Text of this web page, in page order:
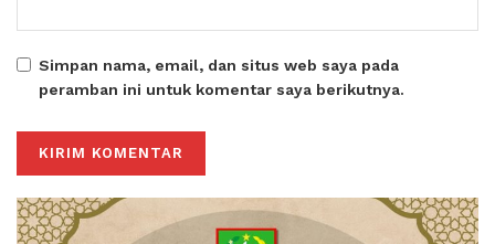
Simpan nama, email, dan situs web saya pada
peramban ini untuk komentar saya berikutnya.